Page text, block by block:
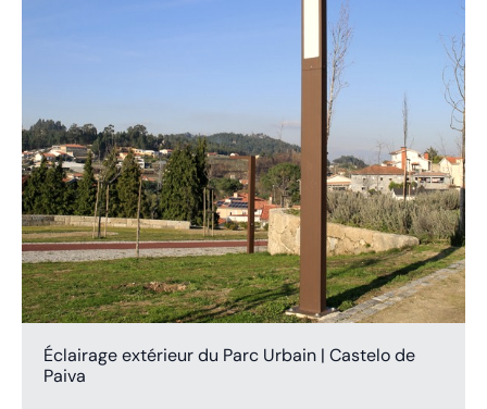
Éclairage extérieur du Parc Urbain | Castelo de
Paiva